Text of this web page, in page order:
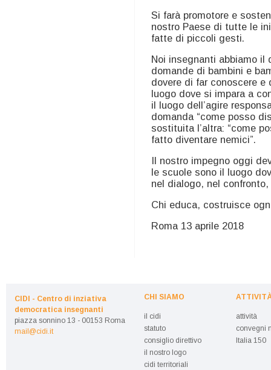
Si farà promotore e
nostro Paese di tutte le
fatte di piccoli gesti.
Noi insegnanti abbiamo il
domande di bambini e
dovere di far conoscere
luogo dove si impara a
il luogo dell’agire
domanda “come posso
sostituita l’altra: “come
fatto diventare nemici”.
Il nostro impegno oggi
le scuole sono il luogo
nel dialogo, nel
Chi educa, costruisce
Roma 13 aprile 2018
CIDI - Centro di inziativa
democratica insegnanti
piazza sonnino 13 - 00153 Roma
mail@cidi.it
CHI SIAMO
il cidi
statuto
consiglio direttivo
il nostro logo
cidi territoriali
attività
convegni
Italia 150